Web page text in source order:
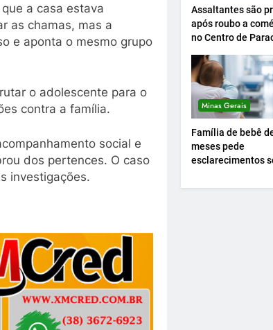
a casa estava
as chamas, mas a
e aponta o mesmo grupo
o adolescente para o
contra a família.
social e
dos pertences. O caso
investigações.
Assaltantes são
após roubo a
no Centro de
Minas Gerais
Família de bebê
meses pede
esclarecimentos
transferência